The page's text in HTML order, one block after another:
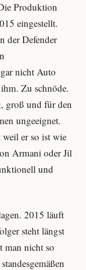
Produktion
eingestellt.
der Defender
nicht Auto
Zu schnöde.
groß und für den
ungeeignet.
er so ist wie
Armani oder Jil
und
2015 läuft
steht längst
man nicht so